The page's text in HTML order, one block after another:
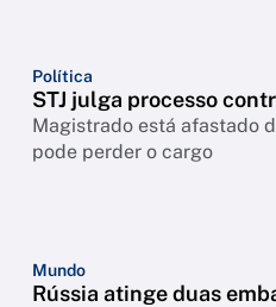
Política
STJ julga processo
Magistrado está afastado
pode perder o cargo
Mundo
Rússia atinge duas